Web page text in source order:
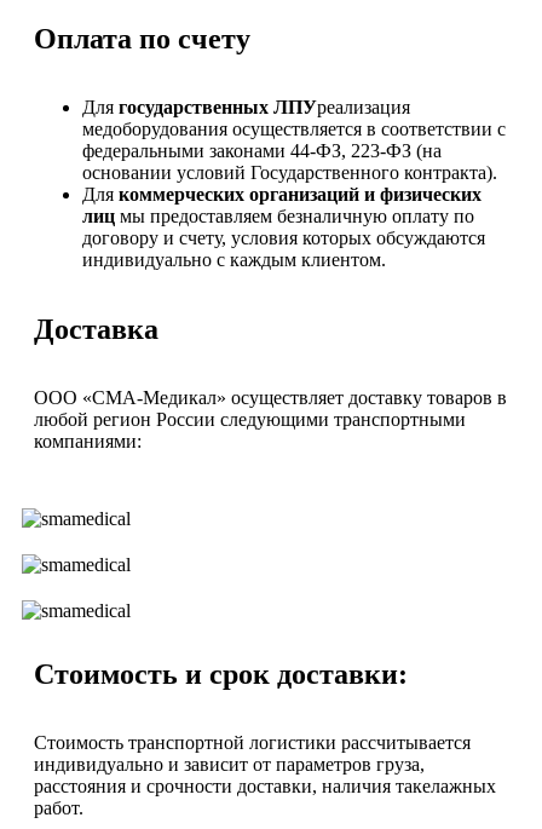
Оплата по счету
Для государственных ЛПУреализация
медоборудования осуществляется в соответствии с
федеральными законами 44-ФЗ, 223-ФЗ (на
основании условий Государственного контракта).
Для коммерческих организаций и физических
лиц мы предоставляем безналичную оплату по
договору и счету, условия которых обсуждаются
индивидуально с каждым клиентом.
Доставка
ООО «СМА-Медикал» осуществляет доставку товаров в
любой регион России следующими транспортными
компаниями:
Стоимость и срок доставки:
Стоимость транспортной логистики рассчитывается
индивидуально и зависит от параметров груза,
расстояния и срочности доставки, наличия такелажных
работ.